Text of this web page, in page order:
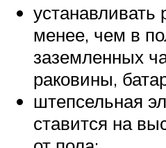
устанавливать
менее, чем в
заземленных
раковины,
штепсельная
ставится на